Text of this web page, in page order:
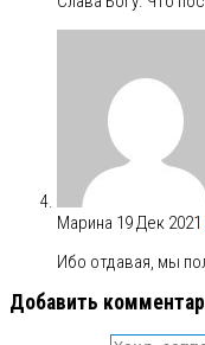
Марина 19 Дек 2021
Ибо отдавая, мы
Добавить